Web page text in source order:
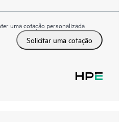
uma cotação personalizada
Solicitar uma cotação